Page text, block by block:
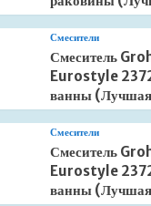
Смесители
Смеситель
Eurostyle
ванны
Смесители
Смеситель
Eurostyle
ванны